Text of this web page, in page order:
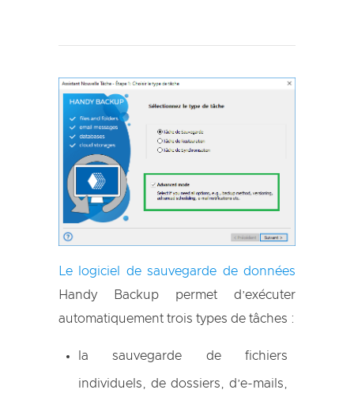
Le logiciel de sauvegarde de données
Handy Backup permet d’exécuter
automatiquement trois types de tâches :
la sauvegarde de fichiers
individuels, de dossiers, d’e-mails,